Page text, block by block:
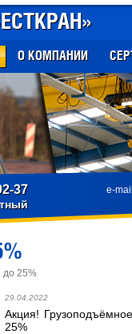
О КОМПАНИИ
37 e-
до 25%
29.04.2022
Акция!
25%